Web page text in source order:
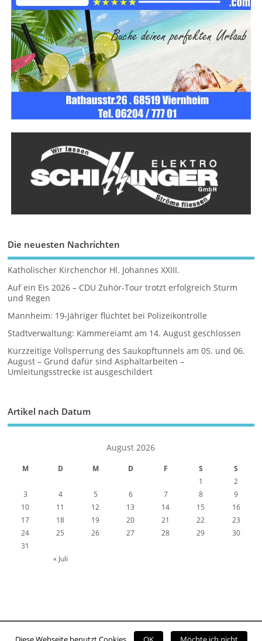
Die neuesten Nachrichten
Katholischer Kirchenchor Hl. Johannes XXIII.
Auf ein Eis 2026 – CDU Zuhör-Tour trotzt erfolgreich Sturm
und Regen
Mannheim: 19-Jähriger flüchtet bei Polizeikontrolle
Stadtverwaltung: Kämmereiamt am 14. August geschlossen
Kurzzeitige Vollsperrung des Saukopftunnels am 05. und 06.
August – Grund dafür sind Asphaltarbeiten –
Umleitungsstrecke ist ausgeschildert
Artikel nach Datum
August 2026
M D M D F S S
« Juli
1
2
3
4 5 6 7 8
9
10
11 12 13 14 15
16
17
18 19 20 21 22
23
24
25 26 27 28 29
30
31